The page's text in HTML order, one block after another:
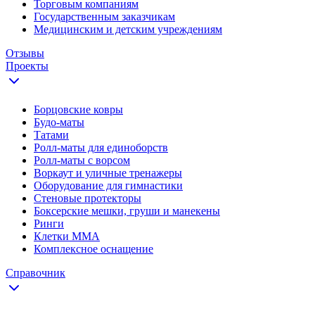
Торговым компаниям
Государственным заказчикам
Медицинским и детским учреждениям
Отзывы
Проекты
Борцовские ковры
Будо-маты
Татами
Ролл-маты для единоборств
Ролл-маты с ворсом
Воркаут и уличные тренажеры
Оборудование для гимнастики
Стеновые протекторы
Боксерские мешки, груши и манекены
Ринги
Клетки ММА
Комплексное оснащение
Справочник